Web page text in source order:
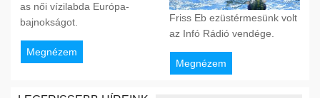
as női vízilabda Európa-
bajnokságot.
Megnézem
Friss Eb ezüstérmesünk volt
az Infó Rádió vendége.
Megnézem